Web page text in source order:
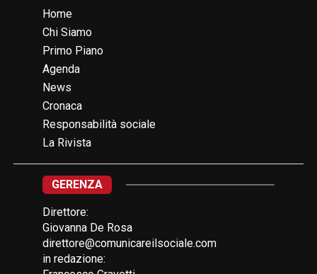
Home
Chi Siamo
Primo Piano
Agenda
News
Cronaca
Responsabilità sociale
La Rivista
GERENZA
Direttore:
Giovanna De Rosa
direttore@comunicareilsociale.com
in redazione: